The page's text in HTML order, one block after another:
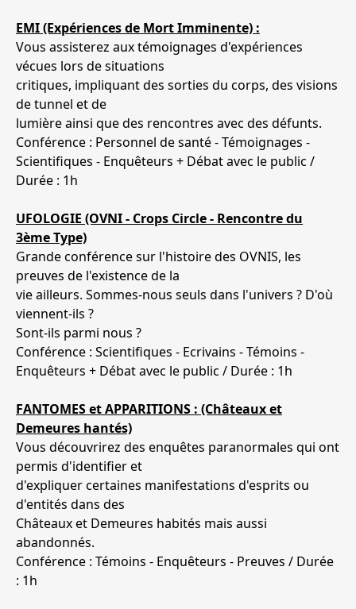
EMI (Expériences de Mort Imminente) :
Vous assisterez aux témoignages d'expériences
vécues lors de situations
critiques, impliquant des sorties du corps, des visions
de tunnel et de
lumière ainsi que des rencontres avec des défunts.
Conférence : Personnel de santé - Témoignages -
Scientifiques - Enquêteurs + Débat avec le public /
Durée : 1h
UFOLOGIE (OVNI - Crops Circle - Rencontre du
3ème Type)
Grande conférence sur l'histoire des OVNIS, les
preuves de l'existence de la
vie ailleurs. Sommes-nous seuls dans l'univers ? D'où
viennent-ils ?
Sont-ils parmi nous ?
Conférence : Scientifiques - Ecrivains - Témoins -
Enquêteurs + Débat avec le public / Durée : 1h
FANTOMES et APPARITIONS : (Châteaux et
Demeures hantés)
Vous découvrirez des enquêtes paranormales qui ont
permis d'identifier et
d'expliquer certaines manifestations d'esprits ou
d'entités dans des
Châteaux et Demeures habités mais aussi
abandonnés.
Conférence : Témoins - Enquêteurs - Preuves / Durée
: 1h